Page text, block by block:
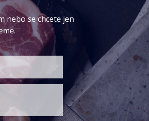
nebo se chcete jen